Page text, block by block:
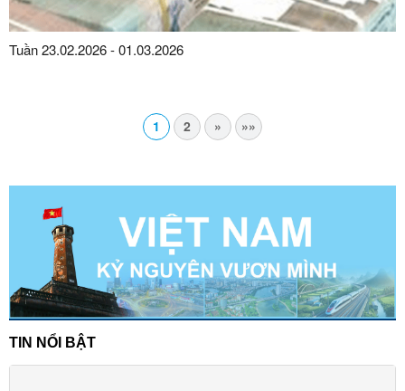
Tuần 23.02.2026 - 01.03.2026
1 2 » »»
TIN NỔI BẬT